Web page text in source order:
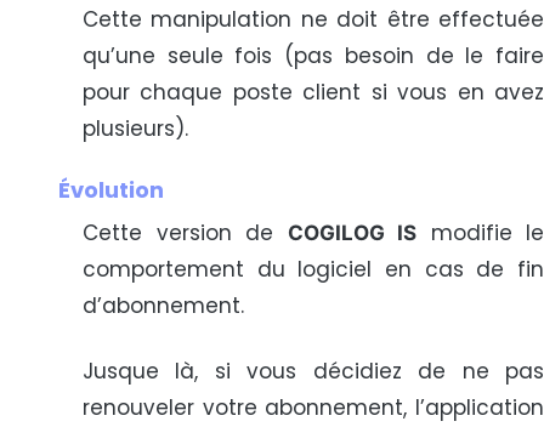
Cette manipulation ne doit être effectuée
qu’une seule fois (pas besoin de le faire
pour chaque poste client si vous en avez
plusieurs).
Évolution
Cette version de COGILOG IS modifie le
comportement du logiciel en cas de fin
d’abonnement.
Jusque là, si vous décidiez de ne pas
renouveler votre abonnement, l’application